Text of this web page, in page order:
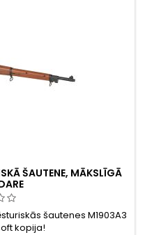
ŠAUTENE, MĀKSLĪGĀ
šautenes M1903A3
kopija!